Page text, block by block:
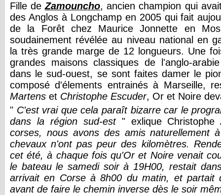
Fille deZamouncho, ancien champion qui
des Anglos à Longchamp en 2005 qui fait
de la Forêt chez Maurice Jonnette en
soudainement révélée au niveau national en
la très grande marge de 12 longueurs. Une
grandes maisons classiques de l'anglo-
dans le sud-ouest, se sont faites damer le
composé d'élements entrainés à Marseille,
Martens et Christophe Escuder, Or et Noire
" C'est vrai que cela paraît bizarre car le
dans la région sud-est" exlique
corses, nous avons des amis naturellement
chevaux n'ont pas peur des kilomètres.
cet été, à chaque fois qu'Or et Noire venait
le bateau le samedi soir à 19H00, restait
arrivait en Corse à 8h00 du matin, et partait
avant de faire le chemin inverse dès le soir